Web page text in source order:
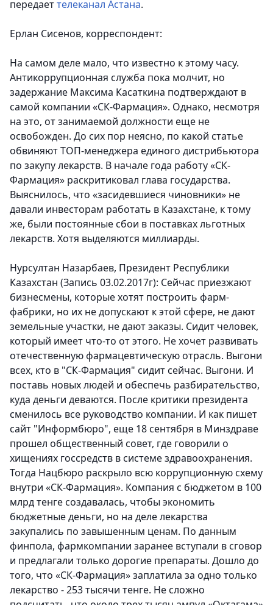
передаеттелеканал Астана.
Ерлан Сисенов, корреспондент:
На самом деле мало, что известно к этому часу.
Антикоррупционная служба пока молчит, но
задержание Максима Касаткина подтверждают в
самой компании «СК-Фармация». Однако, несмотря
на это, от занимаемой должности еще не
освобожден. До сих пор неясно, по какой статье
обвиняют ТОП-менеджера единого дистрибьютора
по закупу лекарств. В начале года работу «СК-
Фармация» раскритиковал глава государства.
Выяснилось, что «засидевшиеся чиновники» не
давали инвесторам работать в Казахстане, к тому
же, были постоянные сбои в поставках льготных
лекарств. Хотя выделяются миллиарды.
Нурсултан Назарбаев, Президент Республики
Казахстан (Запись 03.02.2017г): Сейчас приезжают
бизнесмены, которые хотят построить фарм-
фабрики, но их не допускают к этой сфере, не дают
земельные участки, не дают заказы. Сидит человек,
который имеет что-то от этого. Не хочет развивать
отечественную фармацевтическую отрасль. Выгони
всех, кто в "СК-Фармация" сидит сейчас. Выгони. И
поставь новых людей и обеспечь разбирательство,
куда деньги деваются. После критики президента
сменилось все руководство компании. И как пишет
сайт "Информбюро", еще 18 сентября в Минздраве
прошел общественный совет, где говорили о
хищениях госсредств в системе здравоохранения.
Тогда Нацбюро раскрыло всю коррупционную схему
внутри «СК-Фармация». Компания с бюджетом в 100
млрд тенге создавалась, чтобы экономить
бюджетные деньги, но на деле лекарства
закупались по завышенным ценам. По данным
финпола, фармкомпании заранее вступали в сговор
и предлагали только дорогие препараты. Дошло до
того, что «СК-Фармация» заплатила за одно только
лекарство - 253 тысячи тенге. Не сложно